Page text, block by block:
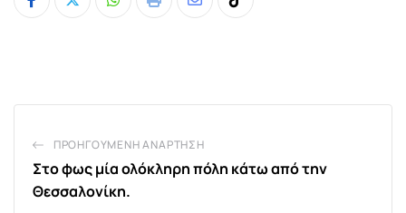
Whatsapp
Print
ShareTiktok
ΠΡΟΗΓΟΎΜΕΝΗ ΑΝΆΡΤΗΣΗ
Στο φως μία ολόκληρη πόλη κάτω από την
Θεσσαλονίκη.